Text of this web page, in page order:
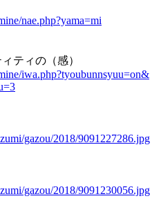
nae.php?yama=mi
ティの（感）
iwa.php?tyoubunnsyuu=on&
gazou/2018/9091227286.jpg
gazou/2018/9091230056.jpg